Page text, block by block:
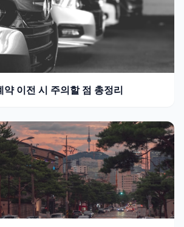
약 이전 시 주의할 점 총정리